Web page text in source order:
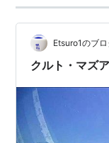
国府津IC
酒匂IC
小田原IC
小田原西IC（
箱根口IC（国道
早川JCT（箱
石橋IC
Etsuro1のブ
クルト・マズ